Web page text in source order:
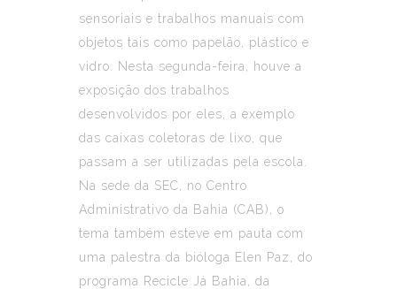
sensoriais e trabalhos manuais com
objetos tais como papelão, plástico e
vidro. Nesta segunda-feira, houve a
exposição dos trabalhos
desenvolvidos por eles, a exemplo
das caixas coletoras de lixo, que
passam a ser utilizadas pela escola.
Na sede da SEC, no Centro
Administrativo da Bahia (CAB), o
tema também esteve em pauta com
uma palestra da bióloga Elen Paz, do
programa Recicle Já Bahia, da